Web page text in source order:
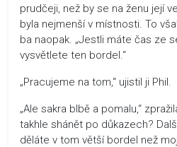
prudčeji, než by se na ženu její
byla nejmenší v místnosti. To
ba naopak. „Jestli máte čas ze
vysvětlete ten bordel.“
„Pracujeme na tom,“ ujistil ji Phil.
„Ale sakra blbě a pomalu,“
takhle shánět po důkazech?
děláte v tom větší bordel než